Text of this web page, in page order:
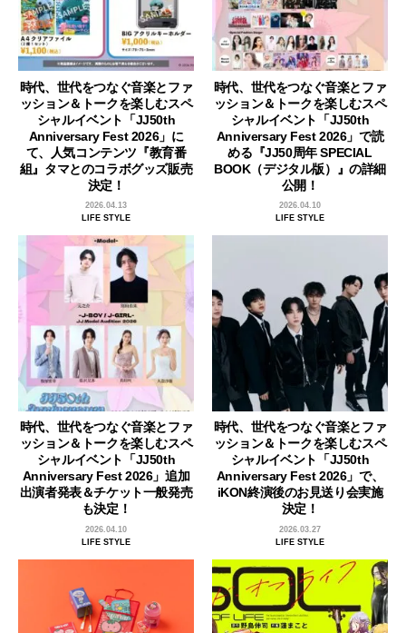
時代、世代をつなぐ音楽とファ
ッション＆トークを楽しむスペ
シャルイベント「JJ50th
Anniversary Fest 2026」に
て、人気コンテンツ『教育番
組』タマとのコラボグッズ販売
決定！
2026.04.13
LIFE STYLE
時代、世代をつなぐ音楽とファ
ッション＆トークを楽しむスペ
シャルイベント「JJ50th
Anniversary Fest 2026」で読
める『JJ50周年 SPECIAL
BOOK（デジタル版）』の詳細
公開！
2026.04.10
LIFE STYLE
時代、世代をつなぐ音楽とファ
ッション＆トークを楽しむスペ
シャルイベント「JJ50th
Anniversary Fest 2026」追加
出演者発表＆チケット一般発売
も決定！
2026.04.10
LIFE STYLE
時代、世代をつなぐ音楽とファ
ッション＆トークを楽しむスペ
シャルイベント「JJ50th
Anniversary Fest 2026」で、
iKON終演後のお見送り会実施
決定！
2026.03.27
LIFE STYLE